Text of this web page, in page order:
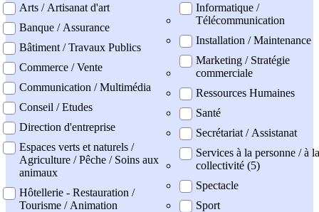
Arts / Artisanat d'art
Banque / Assurance
Bâtiment / Travaux Publics
Commerce / Vente
Communication / Multimédia
Conseil / Etudes
Direction d'entreprise
Espaces verts et naturels /
Agriculture / Pêche / Soins aux
animaux
Hôtellerie - Restauration /
Tourisme / Animation
Informatique /
Télécommunication
Installation / Maintenance
Marketing / Stratégie
commerciale
Ressources Humaines
Santé
Secrétariat / Assistanat
Services à la personne / à la
collectivité (5)
Spectacle
Sport